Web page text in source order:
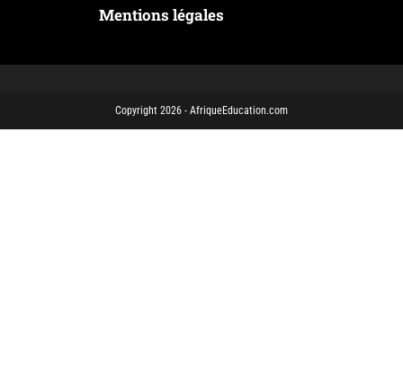
Mentions légales
Copyright 2026 - AfriqueEducation.com